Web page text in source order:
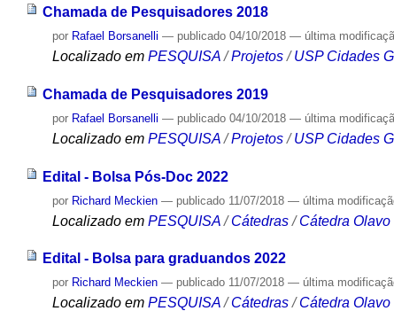
Chamada de Pesquisadores 2018
por Rafael Borsanelli — publicado 04/10/2018— última
Localizado em PESQUISA /Projetos/USP Cidades
Chamada de Pesquisadores 2019
por Rafael Borsanelli — publicado 04/10/2018— última
Localizado em PESQUISA /Projetos/USP Cidades
Edital - Bolsa Pós-Doc 2022
por Richard Meckien — publicado 11/07/2018— última
Localizado em PESQUISA /Cátedras/Cátedra
Edital - Bolsa para graduandos 2022
por Richard Meckien — publicado 11/07/2018— última
Localizado em PESQUISA /Cátedras/Cátedra